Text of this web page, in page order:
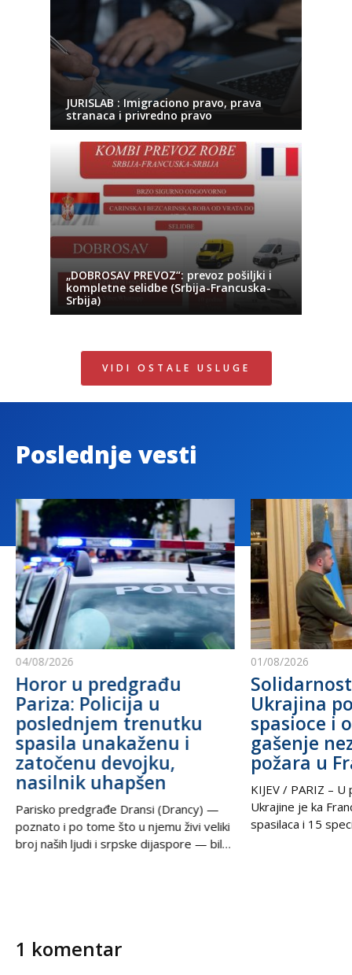
JURISLAB : Imigraciono pravo, prava
stranaca i privredno pravo
„DOBROSAV PREVOZ“: prevoz pošiljki i
kompletne selidbe (Srbija-Francuska-
Srbija)
VIDI OSTALE USLUGE
Poslednje vesti
04/08/2026
Horor u predgrađu
Pariza: Policija u
poslednjem trenutku
spasila unakaženu i
zatočenu devojku,
nasilnik uhapšen
Parisko predgrađe Dransi (Drancy) —
poznato i po tome što u njemu živi veliki
broj naših ljudi i srpske dijaspore — bilo
vršnjačko i partnerovo nasilje i
01/08/2026
Ukrajina
spasioce i
gašenje
požara u
KIJEV / PARIZ –
Ukrajine je ka
spasilaca i 15
1 komentar